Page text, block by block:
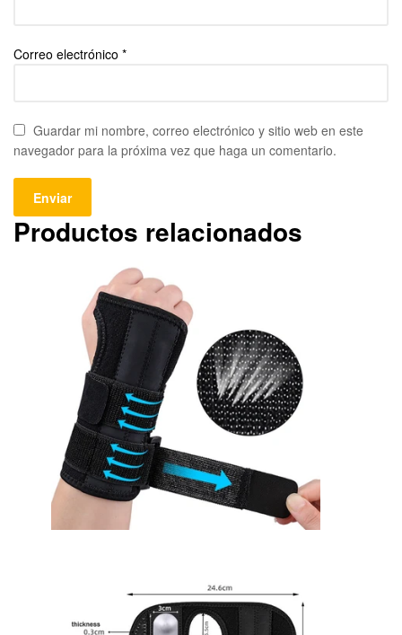
Correo electrónico *
Guardar mi nombre, correo electrónico y sitio web en este
navegador para la próxima vez que haga un comentario.
Productos relacionados